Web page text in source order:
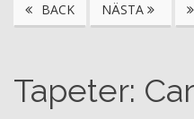
BACK NÄSTA
Tapeter: